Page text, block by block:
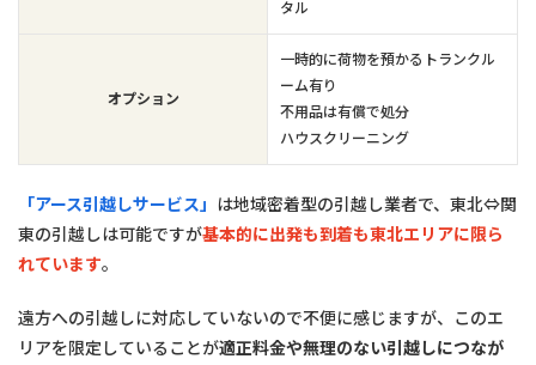
タル
オプション
一時的に荷物を預かるトランクル
ーム有り
不用品は有償で処分
ハウスクリーニング
「アース引越しサービス」 は地域密着型の引越し業者で、東北⇔関
東の引越しは可能ですが基本的に出発も到着も東北エリアに限ら
れています。
遠方への引越しに対応していないので不便に感じますが、このエ
リアを限定していることが適正料金や無理のない引越しにつなが